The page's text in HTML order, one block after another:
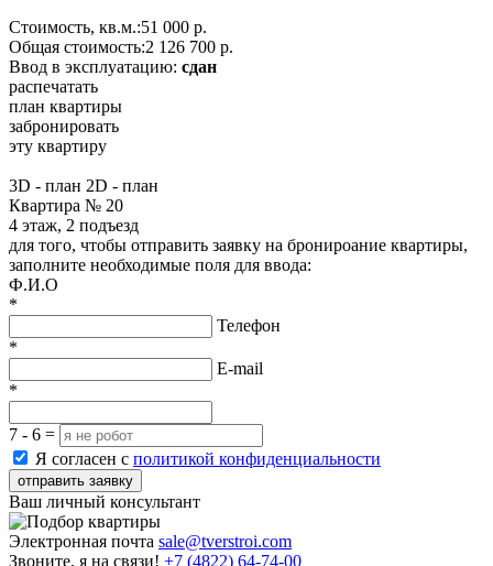
Стоимость, кв.м.:51 000 р.
Общая стоимость:2 126 700 р.
Ввод в эксплуатацию: сдан
распечатать
план квартиры
забронировать
эту квартиру
3D - план 2D - план
Квартира № 20
4 этаж, 2 подъезд
для того, чтобы отправить заявку на бронироание квартиры,
заполните необходимые поля для ввода:
Ф.И.О
*
Телефон
*
E-mail
*
7 - 6 =
Я согласен с политикой конфиденциальности
отправить заявку
Ваш личный консультант
Электронная почта sale@tverstroi.com
Звоните, я на связи! +7 (4822) 64-74-00